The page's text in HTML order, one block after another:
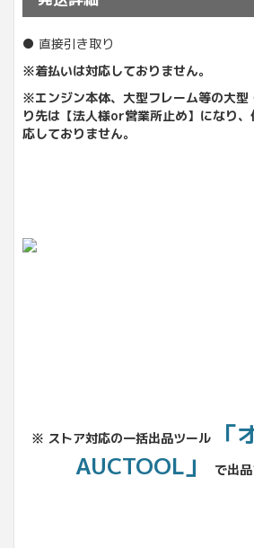
● 直接引き取り
※着払いは対応しておりません。
※エンジン本体、大型フレーム等の大型
り先は【法人様or営業所止め】になり、
応しておりません。
※ ストア対応の一括出品ツール
「
AUCTOOL」
で出